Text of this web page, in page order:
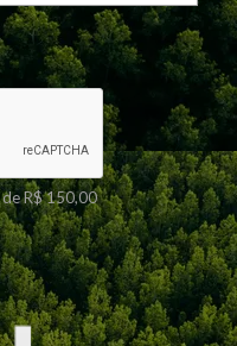
R$ 150,00